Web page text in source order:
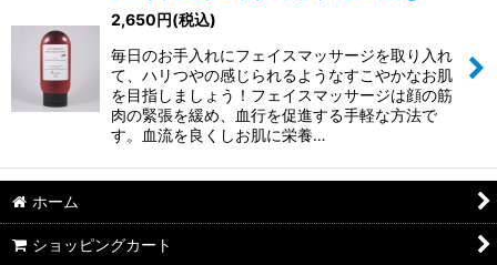
2,650円(税込)
毎日のお手入れにフェイスマッサージを取り入れ
て、ハリつやの感じられるようなすこやかなお肌
を目指しましょう！フェイスマッサージは顔の筋
肉の緊張を緩め、血行を促進する手軽な方法で
す。血流を良くしお肌に栄養…
ホーム
ショッピングカート